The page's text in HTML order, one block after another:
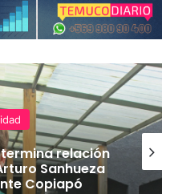
relación
Sanhueza
Copiapó